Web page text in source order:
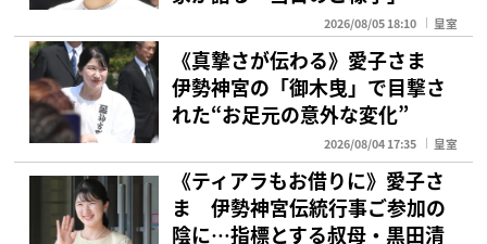
2026/08/05 18:10 皇室
《真摯さが伝わる》愛子さま
伊勢神宮の「御木曳」で目撃さ
れた“お足元の意外な変化”
2026/08/04 17:35 皇室
《ティアラもお借りに》愛子さ
ま 伊勢神宮伝統行事ご参加の
陰に…指標とする叔母・黒田清